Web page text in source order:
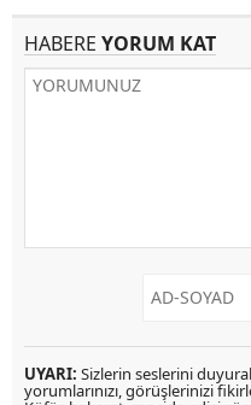
HABERE YORUM KAT
UYARI: Sizlerin seslerini
yorumlarınızı, görüşlerinizi